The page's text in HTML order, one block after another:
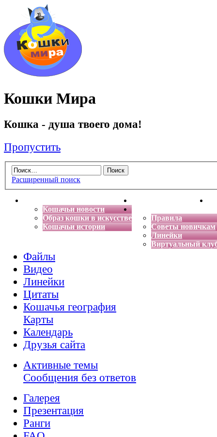
Кошки Мира
Кошка - душа твоего дома!
Пропустить
Расширенный поиск
Кошачьи новости
Образ кошки в искусстве
Кошачьи истории
Энциклопедия кошек
Правила
Советы новичкам
Линейки
Виртуальный
Файлы
Видео
Линейки
Цитаты
Кошачья география
Карты
Календарь
Друзья сайта
Активные темы
Сообщения без ответов
Галерея
Презентация
Ранги